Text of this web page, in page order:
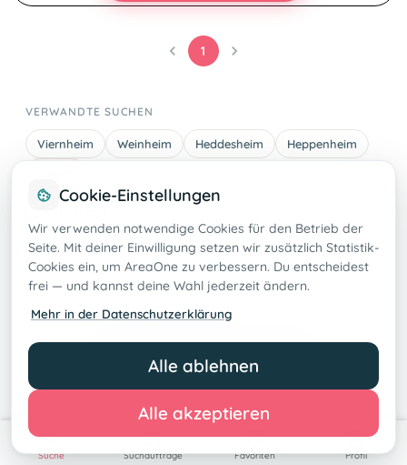
1
VERWANDTE SUCHEN
Viernheim Weinheim Heddesheim
Heppenheim
Cookie-Einstellungen
Wir verwenden notwendige Cookies für den Betrieb der
Seite. Mit deiner Einwilligung setzen wir zusätzlich Statistik-
Cookies ein, um AreaOne zu verbessern. Du entscheidest
frei — und kannst deine Wahl jederzeit ändern.
Mehr in der Datenschutzerklärung
Alle ablehnen
Alle akzeptieren
Suche Suchaufträge Favoriten Profil
Suchauftrag anlegen